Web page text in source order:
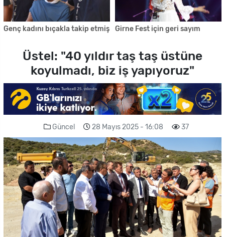
Genç kadını bıçakla takip etmiş Girne Fest için geri sayım
Üstel: "40 yıldır taş taş üstüne
koyulmadı, biz iş yapıyoruz"
Güncel 28 Mayıs 2025 - 16:08 37